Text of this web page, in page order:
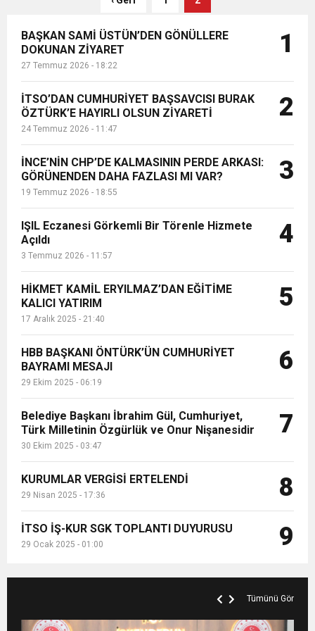
Cumhuriyet, Türk Milletinin Özgürlük
6:19 HBB BAŞKANI ÖNTÜRK’ÜN
17:36
1:00 İTSO İŞ-KUR SGK TOPLANTI
DUYURUSU
21:40 CEYLANDERE’DE BAŞKAN EMRAH
18:22
Kimyeci’ye son olarak T...
BAŞKAN SAMİ ÜSTÜN’DEN GÖNÜLLERE
DOKUNAN ZİYARET
27 Temmuz 2026 - 18:22
1
İTSO’DAN CUMHURİYET BAŞSAVCISI BURAK
ÖZTÜRK’E HAYIRLI OLSUN ZİYARETİ
24 Temmuz 2026 - 11:47
2
İNCE’NİN CHP’DE KALMASININ PERDE ARKASI:
GÖRÜNENDEN DAHA FAZLASI MI VAR?
19 Temmuz 2026 - 18:55
3
IŞIL Eczanesi Görkemli Bir Törenle Hizmete
Açıldı
3 Temmuz 2026 - 11:57
4
HİKMET KAMİL ERYILMAZ’DAN EĞİTİME
KALICI YATIRIM
17 Aralık 2025 - 21:40
5
HBB BAŞKANI ÖNTÜRK’ÜN CUMHURİYET
BAYRAMI MESAJI
29 Ekim 2025 - 06:19
6
Belediye Başkanı İbrahim Gül, Cumhuriyet,
Türk Milletinin Özgürlük ve Onur Nişanesidir
30 Ekim 2025 - 03:47
7
KURUMLAR VERGİSİ ERTELENDİ
29 Nisan 2025 - 17:36 8
İTSO İŞ-KUR SGK TOPLANTI DUYURUSU
29 Ocak 2025 - 01:00 9
Tümünü Gör